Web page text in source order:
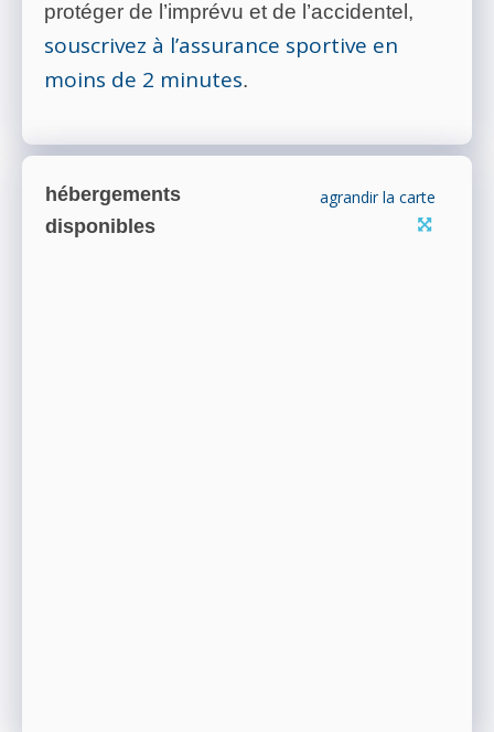
protéger de l’imprévu et de l’accidentel,
souscrivez à l’assurance sportive en
moins de 2 minutes.
hébergements
disponibles
agrandir la carte